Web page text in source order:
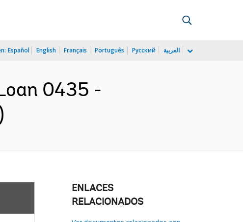
Español English Français Português Русский العربية
0435 -
ENLACES
RELACIONADOS